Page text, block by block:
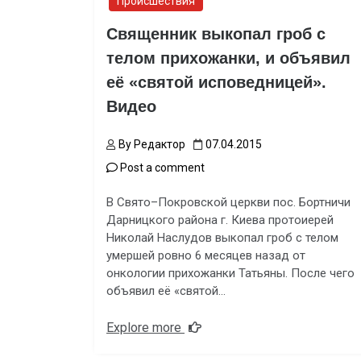
Священник выкопал гроб с
телом прихожанки, и объявил
её «святой исповедницей».
Видео
By Редактор
07.04.2015
Post a comment
В Свято–Покровской церкви пос. Бортничи
Дарницкого района г. Киева протоиерей
Николай Наслудов выкопал гроб с телом
умершей ровно 6 месяцев назад от
онкологии прихожанки Татьяны. После чего
объявил её «святой…
Explore more